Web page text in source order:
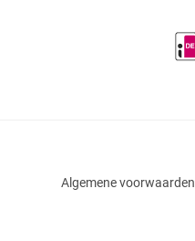
Algemene voorwaarden